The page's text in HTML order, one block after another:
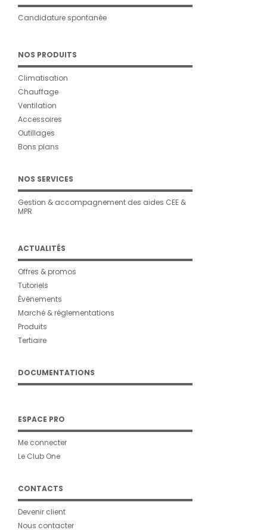
Candidature spontanée
NOS PRODUITS
Climatisation
Chauffage
Ventilation
Accessoires
Outillages
Bons plans
NOS SERVICES
Gestion & accompagnement des aides CEE &
MPR
ACTUALITÉS
Offres & promos
Tutoriels
Évènements
Marché & réglementations
Produits
Tertiaire
DOCUMENTATIONS
ESPACE PRO
Me connecter
Le Club One
CONTACTS
Devenir client
Nous contacter